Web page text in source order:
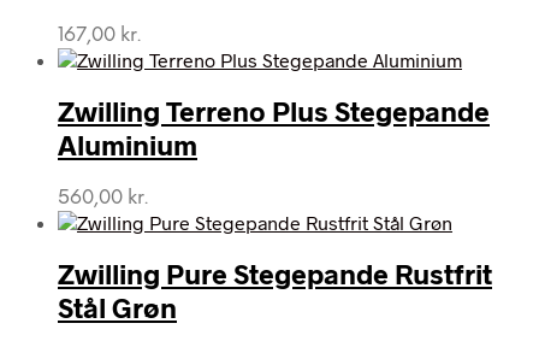
167,00 kr.
Zwilling Terreno Plus Stegepande
Aluminium
560,00 kr.
Zwilling Pure Stegepande Rustfrit
Stål Grøn